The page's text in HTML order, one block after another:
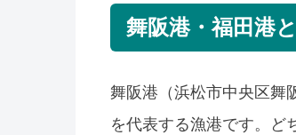
舞阪港・福田港
舞阪港（浜松市中央区舞
を代表する漁港です。ど